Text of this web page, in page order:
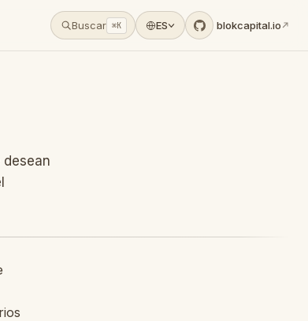
suffix, or by requesting Accept: text/
Buscar ⌘K ES blokcapital.io